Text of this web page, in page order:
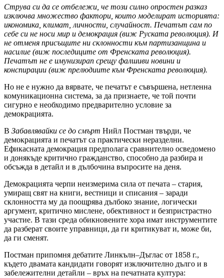
Струва си да се отбележи, че този силно опростен разказ
изключва множество фактори, които моделират историята:
икономика, климат, личности, случайност. Печатът сам по
себе си не носи мир и демокрация (виж Руската революция). И
не отменя присъщите ни склонности към партизанщина и
насилие (виж последиците от Френската революция).
Печатът не е имунизираn срещу фалшиви новини и
конспирации (виж прелюдиите към Френската революция).
Но не е нужно да вярвате, че печатът е съвършена, нетленна
комуникационна система, за да признаете, че той почти
сигурно е необходимо предварително условие за
демокрацията.
В Забавлявайки се до смърт Нийл Постман твърди, че
демокрацията и печатът са практически неразделни.
Ефикасната демокрация предполага сравнително осведомено
и донякъде критично гражданство, способно да разбира и
обсъжда в детайл и в дълбочина въпросите на деня.
Демокрацията черпи неизмерима сила от печата – стария,
умиращ свят на книги, вестници и списания – заради
склонността му да поощрява дълбоко знание, логически
аргумент, критично мислене, обективност и безпристрастно
участие. В тази среда обикновените хора имат инструментите
да разберат своите управници, да ги критикуват и, може би,
да ги сменят.
Постман припомня дебатите Линкълн–Дъглас от 1858 г.,
където двамата кандидати говорят изключително дълго и в
забележителни детайли – връх на печатната култура: